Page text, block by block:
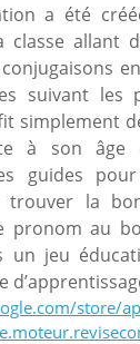
a été
classe allant
suivant les
simplement
à son âge
guides pour
la
au
un jeu
store/